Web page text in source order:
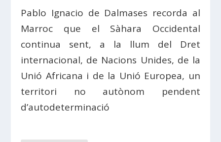
Pablo Ignacio de Dalmases recorda al
Marroc que el Sàhara Occidental
continua sent, a la llum del Dret
internacional, de Nacions Unides, de la
Unió Africana i de la Unió Europea, un
territori no autònom pendent
d’autodeterminació